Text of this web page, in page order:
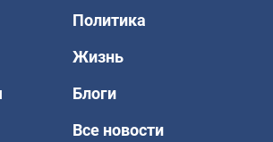
Политика
Жизнь
Блоги
Все новости